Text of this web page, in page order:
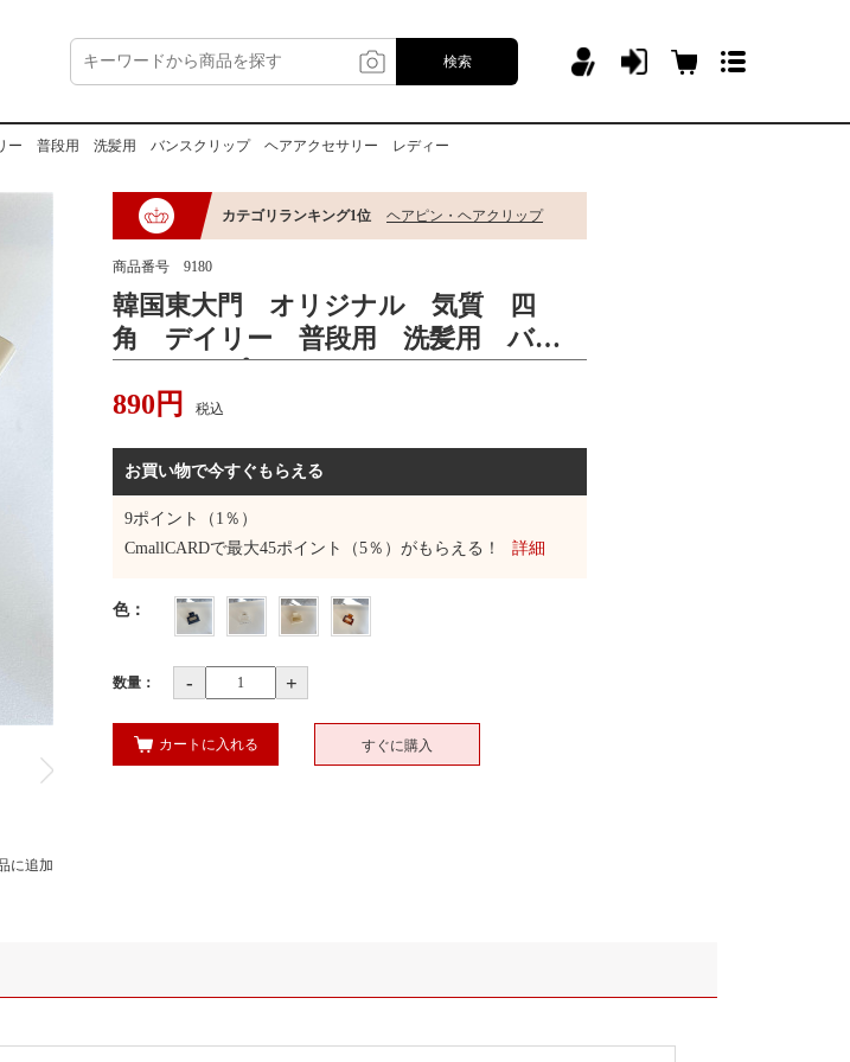
検索
普段用 洗髪用 バンスクリップ ヘアアクセサリー レディー
に追加
カテゴリランキング1位 ヘアピン・ヘアクリップ
商品番号 9180
韓国東大門 オリジナル 気質 四
角 デイリー 普段用 洗髪用 バン
ィー
890 円 税込
お買い物で今すぐもらえる
9ポイント（1％）
CmallCARDで最大45ポイント（5％）がもらえる！ 詳細
色：
数量： - +
カートに入れる すぐに購入